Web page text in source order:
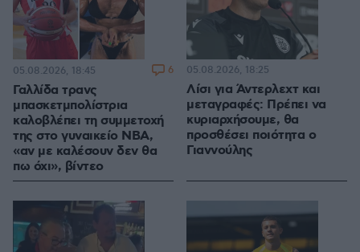
Γαλλίδα τρανς
μπασκετμπολίστρια
καλοβλέπει τη συμμετοχή
της στο γυναικείο NBA,
«αν με καλέσουν δεν θα
πω όχι», βίντεο
05.08.2026, 18:45 6
Λίσι για Άντερλεχτ και
μεταγραφές: Πρέπει να
κυριαρχήσουμε, θα
προσθέσει ποιότητα ο
Γιαννούλης
05.08.2026, 18:25